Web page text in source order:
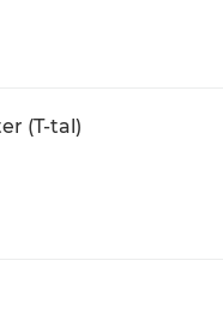
(T-tal)